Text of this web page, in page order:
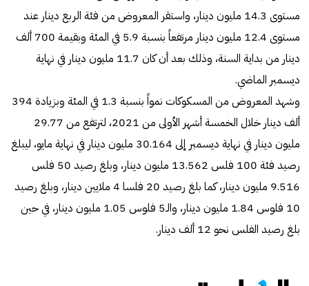
مستوى 14.3 مليون دينار، واستقر المعروض من فئة الربع دينار عند
مستوى 12.4 مليون دينار مرتفعاً بنسبة 5.9 في المئة وبقيمة 700 ألف
دينار من بداية السنة، وذلك بعد أن كان 11.7 مليون دينار في نهاية
ديسمبر الماضي.
وشهد المعروض من المسكوكات نمواً بنسبة 1.3 في المئة وبزيادة 394
ألف دينار خلال الخمسة أشهر الأولى من 2021، لترتفع من 29.77
مليون دينار في نهاية ديسمبر إلى 30.164 مليون دينار في نهاية مايو، ليبلغ
رصيد فئة 100 فلس 13.562 مليون دينار، وبلغ رصيد 50 فلس
9.516 مليون دينار، كما بلغ رصيد 20 فلسا 4 ملايين دينار، وبلغ رصيد
10 فلوس 1.84 مليون دينار، والـ5 فلوس 1.05 مليون دينار، في حين
بلغ رصيد الفلس نحو 12 ألف دينار.